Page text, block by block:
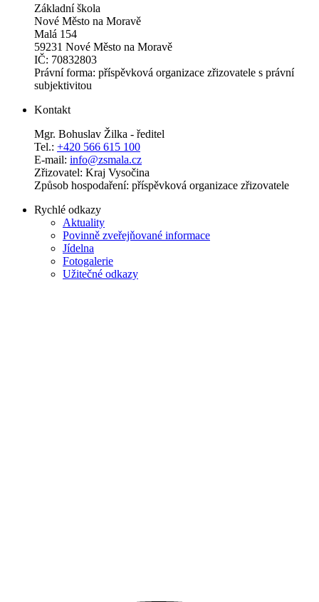
Základní škola
Nové Město na Moravě
Malá 154
59231 Nové Město na Moravě
IČ: 70832803
Právní forma: příspěvková organizace zřizovatele s právní
subjektivitou
Kontakt
Mgr. Bohuslav Žilka - ředitel
Tel.: +420 566 615 100
E-mail: info@zsmala.cz
Zřizovatel: Kraj Vysočina
Způsob hospodaření: příspěvková organizace zřizovatele
Rychlé odkazy
Aktuality
Povinně zveřejňované informace
Jídelna
Fotogalerie
Užitečné odkazy